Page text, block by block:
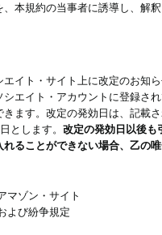
本規約の当事者に誘導し、解
イト・サイト上に改定のお知
エイト・アカウントに登録さ
ます。改定の発効日は、記載
とします。 改定の発効日以後も
ることができない場合、乙の
マゾン・サイト
よび紛争規定